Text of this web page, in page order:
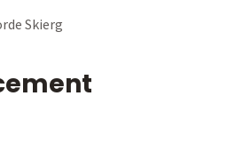
Skierg